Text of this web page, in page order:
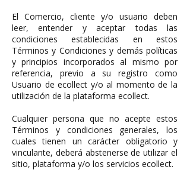
El Comercio, cliente y/o usuario deben
leer, entender y aceptar todas las
condiciones establecidas en estos
Términos y Condiciones y demás políticas
y principios incorporados al mismo por
referencia, previo a su registro como
Usuario de ecollect y/o al momento de la
utilización de la plataforma ecollect.
Cualquier persona que no acepte estos
Términos y condiciones generales, los
cuales tienen un carácter obligatorio y
vinculante, deberá abstenerse de utilizar el
sitio, plataforma y/o los servicios ecollect.